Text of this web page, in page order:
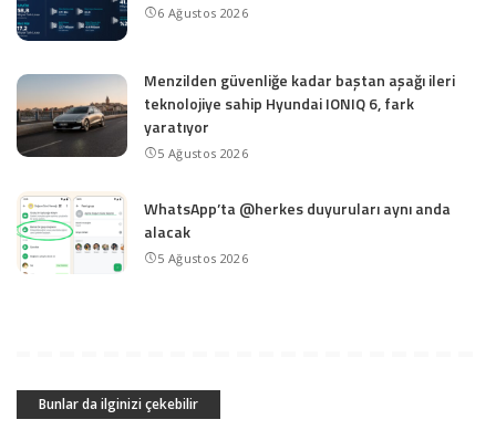
6 Ağustos 2026
Menzilden güvenliğe kadar baştan aşağı ileri
teknolojiye sahip Hyundai IONIQ 6, fark
yaratıyor
5 Ağustos 2026
WhatsApp’ta @herkes duyuruları aynı anda
alacak
5 Ağustos 2026
Bunlar da ilginizi çekebilir